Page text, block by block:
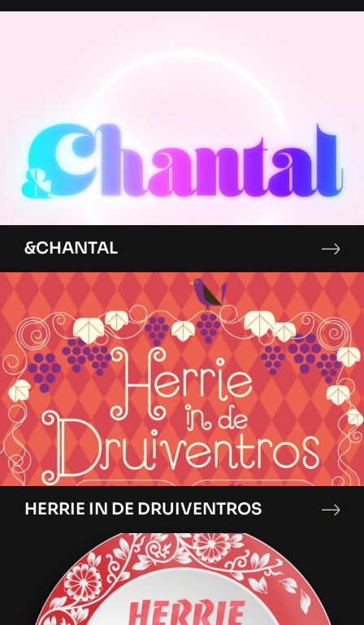
&CHANTAL
HERRIE IN DE DRUIVENTROS